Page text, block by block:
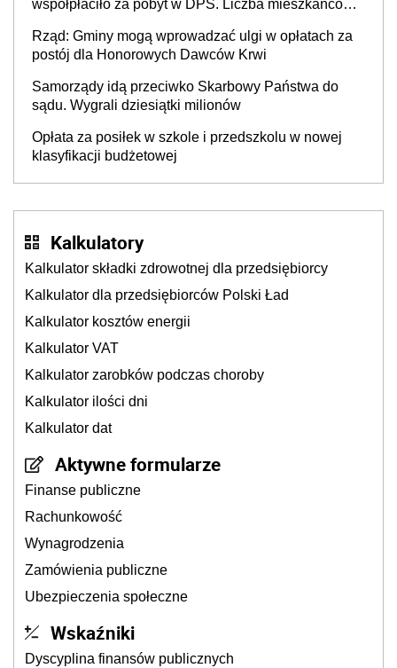
współpłaciło za pobyt w DPS. Liczba mieszkańców
Rząd: Gminy mogą wprowadzać ulgi w opłatach za
postój dla Honorowych Dawców Krwi
Samorządy idą przeciwko Skarbowy Państwa do
sądu. Wygrali dziesiątki milionów
Opłata za posiłek w szkole i przedszkolu w nowej
klasyfikacji budżetowej
Kalkulatory
Kalkulator składki zdrowotnej dla przedsiębiorcy
Kalkulator dla przedsiębiorców Polski Ład
Kalkulator kosztów energii
Kalkulator VAT
Kalkulator zarobków podczas choroby
Kalkulator ilości dni
Kalkulator dat
Aktywne formularze
Finanse publiczne
Rachunkowość
Wynagrodzenia
Zamówienia publiczne
Ubezpieczenia społeczne
Wskaźniki
Dyscyplina finansów publicznych